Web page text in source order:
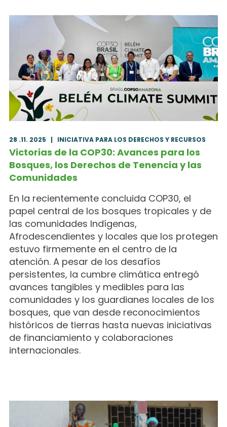
28 .11. 2025 | INICIATIVA PARA LOS DERECHOS Y RECURSOS
Victorias de la COP30: Avances para los
Bosques, los Derechos de Tenencia y las
Comunidades
En la recientemente concluida COP30, el
papel central de los bosques tropicales y de
las comunidades Indígenas,
Afrodescendientes y locales que los protegen
estuvo firmemente en el centro de la
atención. A pesar de los desafíos
persistentes, la cumbre climática entregó
avances tangibles y medibles para las
comunidades y los guardianes locales de los
bosques, que van desde reconocimientos
históricos de tierras hasta nuevas iniciativas
de financiamiento y colaboraciones
internacionales.